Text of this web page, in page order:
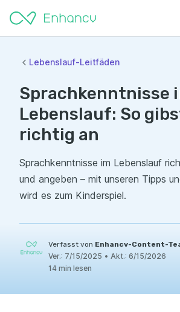
Lebenslauf-Leitfäden
Sprachkenntnisse
Lebenslauf: So
richtig an
Sprachkenntnisse im Lebenslauf
und angeben – mit unseren Tipps
wird es zum Kinderspiel.
Verfasst von Enhancv-Content-
Ver.: 7/15/2025 • Akt.: 6/15/2026
14 min lesen